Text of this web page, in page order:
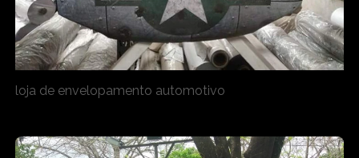
loja de envelopamento automotivo